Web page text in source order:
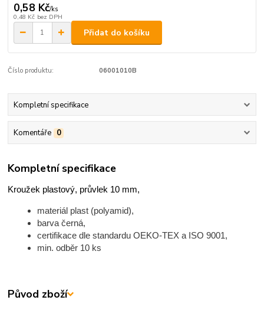
0,58 Kč/ks
0,48 Kč bez DPH
Přidat do košíku
Číslo produktu: 06001010B
Kompletní specifikace
Komentáře 0
Kompletní specifikace
Kroužek plastový, průvlek 10 mm,
materiál plast (polyamid),
barva černá,
certifikace dle standardu OEKO-TEX a ISO 9001,
min. odběr 10 ks
Původ zboží